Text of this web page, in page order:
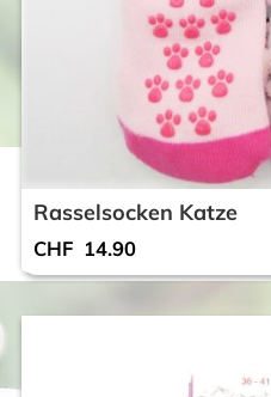
Rasselsocken Katze
CHF 14.90